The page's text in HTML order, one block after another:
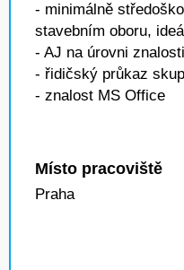
- minimálně
stavebním oboru,
- AJ na úrovni
- řidičský průkaz
- znalost MS Office
Místo pracoviště
Praha